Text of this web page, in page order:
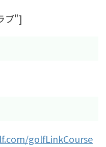
ブ"]
golfLinkCourse